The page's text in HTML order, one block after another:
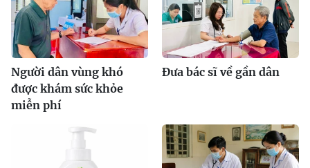
Người dân vùng khó
được khám sức khỏe
miễn phí
Đưa bác sĩ về gần dân